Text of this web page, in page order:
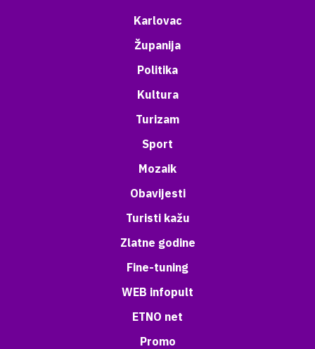
Karlovac
Županija
Politika
Kultura
Turizam
Sport
Mozaik
Obavijesti
Turisti kažu
Zlatne godine
Fine-tuning
WEB infopult
ETNO net
Promo